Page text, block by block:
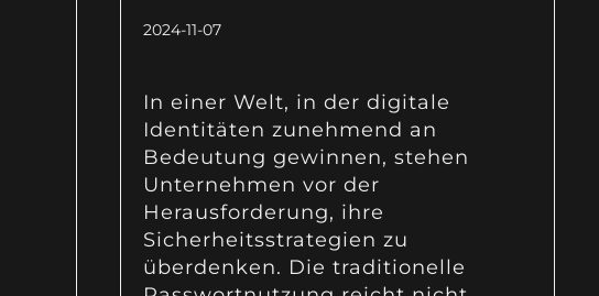
2024-11-07
In einer Welt, in der digitale
Identitäten zunehmend an
Bedeutung gewinnen, stehen
Unternehmen vor der
Herausforderung, ihre
Sicherheitsstrategien zu
überdenken. Die traditionelle